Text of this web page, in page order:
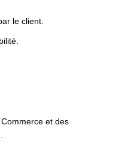
le client.
et des